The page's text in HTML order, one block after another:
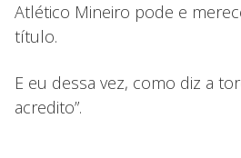
Atlético Mineiro pode e
título.
E eu dessa vez, como diz a
acredito”.